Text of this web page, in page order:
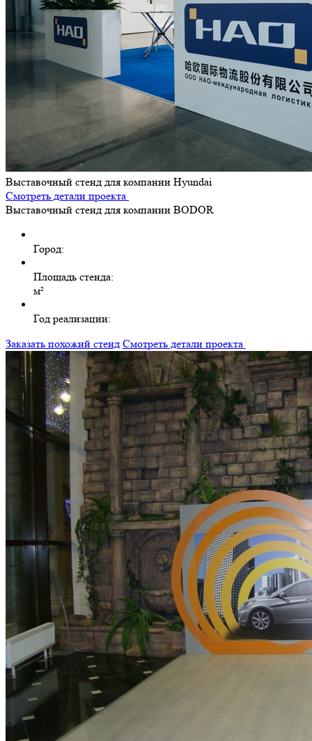
Выставочный стенд для компании Hyundai
Смотреть детали проекта
Выставочный стенд для компании BODOR
Город:
Площадь стенда:
м²
Год реализации:
Заказать похожий стенд Смотреть детали проекта